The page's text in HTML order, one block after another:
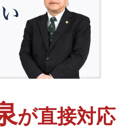
が直接対応